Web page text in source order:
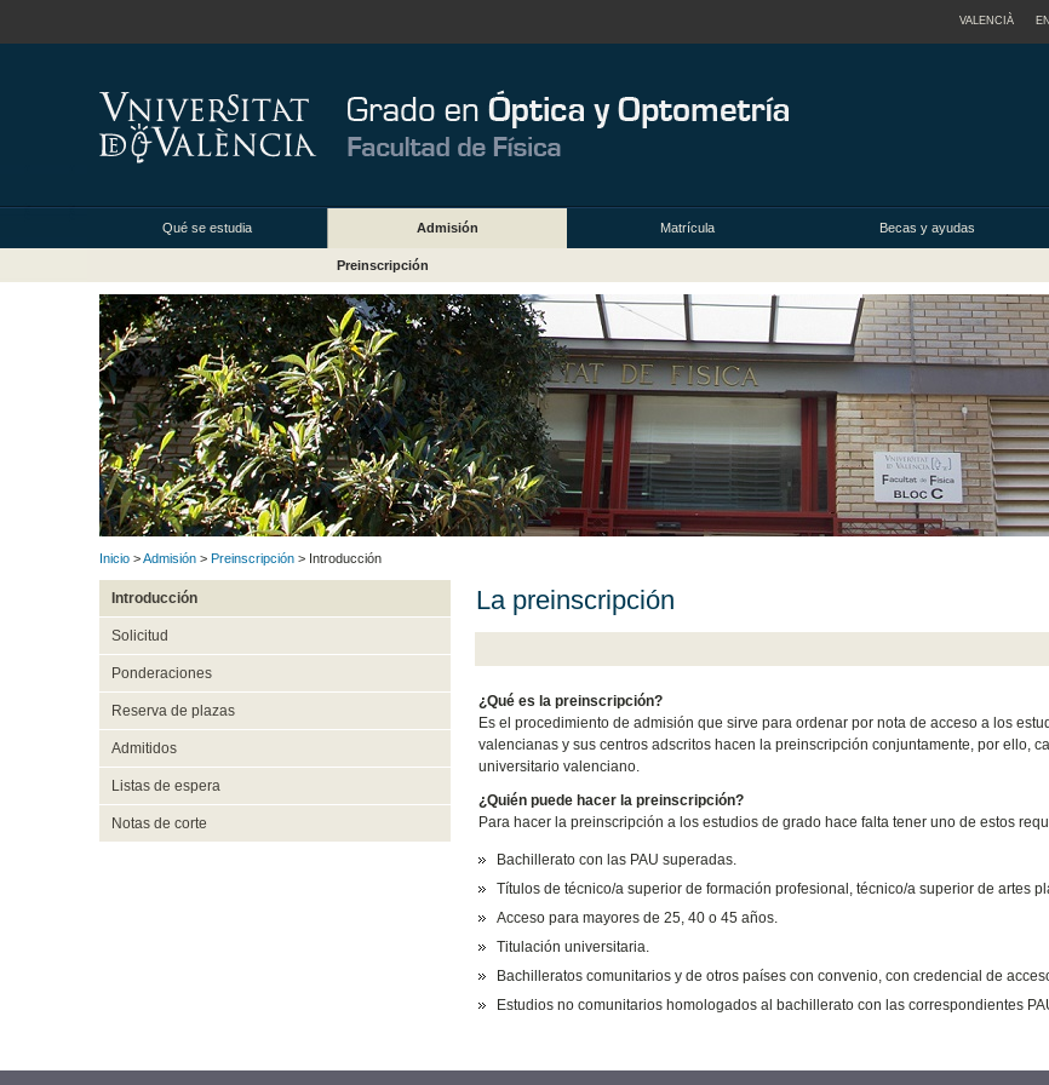
VALENCIÀ
Qué se estudia Admisión Matrícula Becas y ayudas
Preinscripción
Inicio >Admisión > Preinscripción > Introducción
Introducción
Solicitud
Ponderaciones
Reserva de plazas
Admitidos
Listas de espera
Notas de corte
La preinscripción
¿Qué es la preinscripción?
Es el procedimiento de admisión que sirve para ordenar por nota de acceso a los
valencianas y sus centros adscritos hacen la preinscripción conjuntamente, por ello,
universitario valenciano.
¿Quién puede hacer la preinscripción?
Para hacer la preinscripción a los estudios de grado hace falta tener uno de estos
Bachillerato con las PAU superadas.
Títulos de técnico/a superior de formación profesional, técnico/a superior de artes
Acceso para mayores de 25, 40 o 45 años.
Titulación universitaria.
Bachilleratos comunitarios y de otros países con convenio, con credencial de
Estudios no comunitarios homologados al bachillerato con las correspondientes